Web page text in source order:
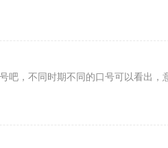
吧，不同时期不同的口号可以看出，